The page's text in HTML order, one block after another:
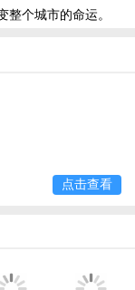
整个城市的命运。
点击查看